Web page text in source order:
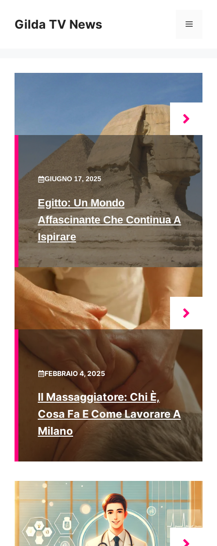
contenuto
Gilda TV News Menu
GIUGNO 17, 2025
Egitto: Un Mondo
Affascinante Che Continua A
Ispirare
FEBBRAIO 4, 2025
Il Massaggiatore: Chi È,
Cosa Fa E Come Lavorare A
Milano